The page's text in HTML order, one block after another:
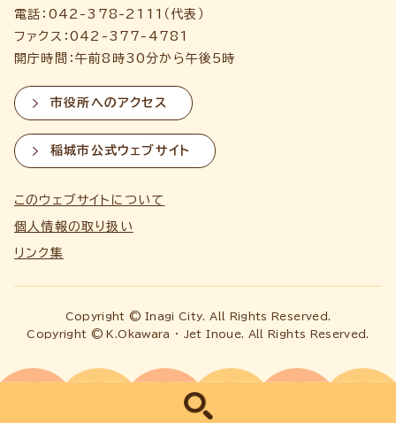
電話：042-378-2111（代表）
ファクス：042-377-4781
開庁時間：午前8時30分から午後5時
市役所へのアクセス
稲城市公式ウェブサイト
このウェブサイトについて
個人情報の取り扱い
リンク集
Copyright © Inagi City. All Rights Reserved.
Copyright © K.Okawara ・ Jet Inoue. All Rights Reserved.